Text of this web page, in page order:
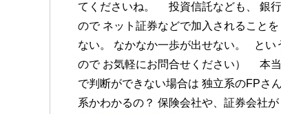
てくださいね。 投資信託なども、 銀行
ので ネット証券などで加入されること
ない。 なかなか一歩が出せない。 とい
ので お気軽にお問合せください） 本
で判断ができない場合は 独立系のFPさ
系かわかるの？ 保険会社や、証券会社